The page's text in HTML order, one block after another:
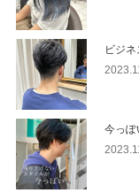
ビジ
今っ